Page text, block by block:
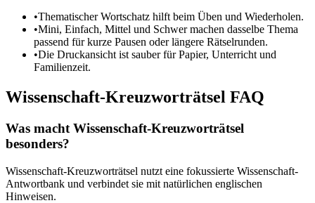
•Thematischer Wortschatz hilft beim Üben und Wiederholen.
•Mini, Einfach, Mittel und Schwer machen dasselbe Thema
passend für kurze Pausen oder längere Rätselrunden.
•Die Druckansicht ist sauber für Papier, Unterricht und
Familienzeit.
Wissenschaft-Kreuzworträtsel FAQ
Was macht Wissenschaft-Kreuzworträtsel
besonders?
Wissenschaft-Kreuzworträtsel nutzt eine fokussierte Wissenschaft-
Antwortbank und verbindet sie mit natürlichen englischen
Hinweisen.